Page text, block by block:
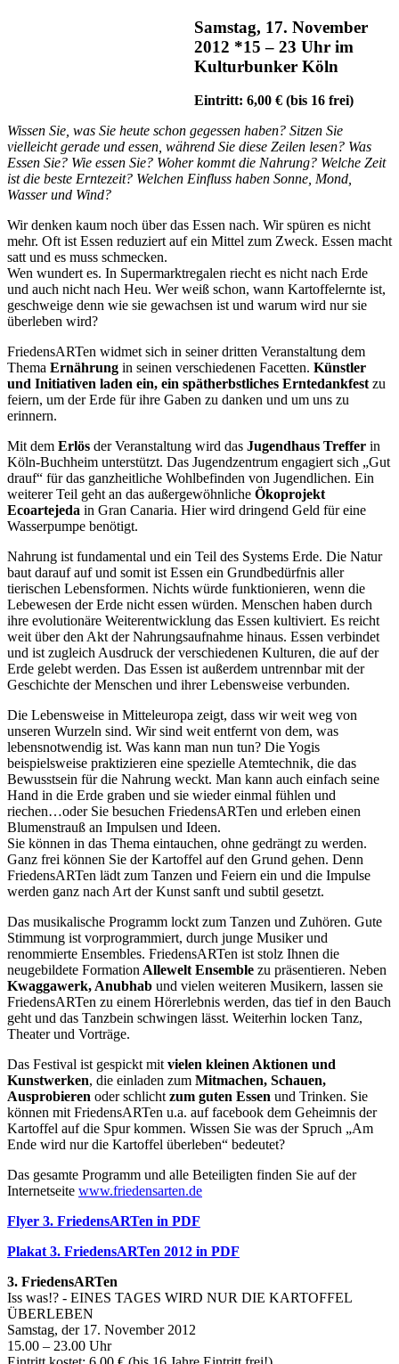
Samstag, 17. November
2012 *15 – 23 Uhr im
Kulturbunker Köln
Eintritt: 6,00 € (bis 16 frei)
Wissen Sie, was Sie heute schon gegessen haben? Sitzen Sie
vielleicht gerade und essen, während Sie diese Zeilen lesen? Was
Essen Sie? Wie essen Sie? Woher kommt die Nahrung? Welche Zeit
ist die beste Erntezeit? Welchen Einfluss haben Sonne, Mond,
Wasser und Wind?
Wir denken kaum noch über das Essen nach. Wir spüren es nicht
mehr. Oft ist Essen reduziert auf ein Mittel zum Zweck. Essen macht
satt und es muss schmecken.
Wen wundert es. In Supermarktregalen riecht es nicht nach Erde
und auch nicht nach Heu. Wer weiß schon, wann Kartoffelernte ist,
geschweige denn wie sie gewachsen ist und warum wird nur sie
überleben wird?
FriedensARTen widmet sich in seiner dritten Veranstaltung dem
Thema Ernährung in seinen verschiedenen Facetten. Künstler
und Initiativen laden ein, ein spätherbstliches Erntedankfest zu
feiern, um der Erde für ihre Gaben zu danken und um uns zu
erinnern.
Mit dem Erlös der Veranstaltung wird das Jugendhaus Treffer in
Köln-Buchheim unterstützt. Das Jugendzentrum engagiert sich „Gut
drauf“ für das ganzheitliche Wohlbefinden von Jugendlichen. Ein
weiterer Teil geht an das außergewöhnliche Ökoprojekt
Ecoartejeda in Gran Canaria. Hier wird dringend Geld für eine
Wasserpumpe benötigt.
Nahrung ist fundamental und ein Teil des Systems Erde. Die Natur
baut darauf auf und somit ist Essen ein Grundbedürfnis aller
tierischen Lebensformen. Nichts würde funktionieren, wenn die
Lebewesen der Erde nicht essen würden. Menschen haben durch
ihre evolutionäre Weiterentwicklung das Essen kultiviert. Es reicht
weit über den Akt der Nahrungsaufnahme hinaus. Essen verbindet
und ist zugleich Ausdruck der verschiedenen Kulturen, die auf der
Erde gelebt werden. Das Essen ist außerdem untrennbar mit der
Geschichte der Menschen und ihrer Lebensweise verbunden.
Die Lebensweise in Mitteleuropa zeigt, dass wir weit weg von
unseren Wurzeln sind. Wir sind weit entfernt von dem, was
lebensnotwendig ist. Was kann man nun tun? Die Yogis
beispielsweise praktizieren eine spezielle Atemtechnik, die das
Bewusstsein für die Nahrung weckt. Man kann auch einfach seine
Hand in die Erde graben und sie wieder einmal fühlen und
riechen…oder Sie besuchen FriedensARTen und erleben einen
Blumenstrauß an Impulsen und Ideen.
Sie können in das Thema eintauchen, ohne gedrängt zu werden.
Ganz frei können Sie der Kartoffel auf den Grund gehen. Denn
FriedensARTen lädt zum Tanzen und Feiern ein und die Impulse
werden ganz nach Art der Kunst sanft und subtil gesetzt.
Das musikalische Programm lockt zum Tanzen und Zuhören. Gute
Stimmung ist vorprogrammiert, durch junge Musiker und
renommierte Ensembles. FriedensARTen ist stolz Ihnen die
neugebildete Formation Allewelt Ensemble zu präsentieren. Neben
Kwaggawerk, Anubhab und vielen weiteren Musikern, lassen sie
FriedensARTen zu einem Hörerlebnis werden, das tief in den Bauch
geht und das Tanzbein schwingen lässt. Weiterhin locken Tanz,
Theater und Vorträge.
Das Festival ist gespickt mit vielen kleinen Aktionen und
Kunstwerken, die einladen zum Mitmachen, Schauen,
Ausprobieren oder schlicht zum guten Essen und Trinken. Sie
können mit FriedensARTen u.a. auf facebook dem Geheimnis der
Kartoffel auf die Spur kommen. Wissen Sie was der Spruch „Am
Ende wird nur die Kartoffel überleben“ bedeutet?
Das gesamte Programm und alle Beteiligten finden Sie auf der
Internetseite www.friedensarten.de
Flyer 3. FriedensARTen in PDF
Plakat 3. FriedensARTen 2012 in PDF
3. FriedensARTen
Iss was!? - EINES TAGES WIRD NUR DIE KARTOFFEL
ÜBERLEBEN
Samstag, der 17. November 2012
15.00 – 23.00 Uhr